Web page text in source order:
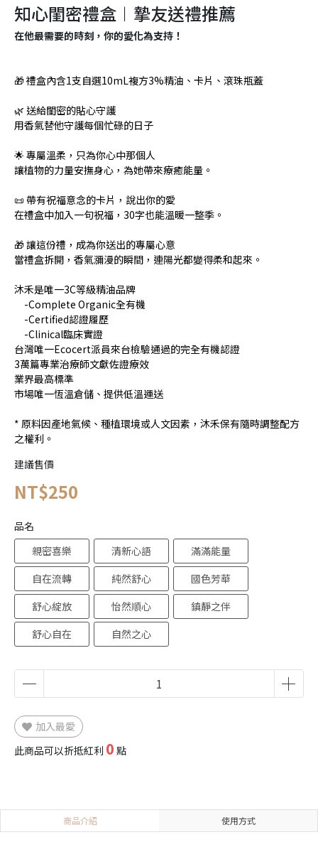
知心閨密禮盒︱摯友送禮推薦
🎁 禮盒內含1支自選10mL複方3%精油、卡片、滾珠瓶蓋
🌿 送給閨密的貼心守護
用香氣替他守護每個忙碌的日子
🌟 專屬溫柔，只為你心中那個人
讓植物的力量安撫身心，為她帶來療癒能量。
📜 帶有祝福意念的卡片，說出你的愛
在禮盒中加入一句祝福，30字也能溫暖一整季。
🎁 讓這份禮，成為你送出的專屬心意
當禮盒拆開，香氣瀰漫的瞬間，連陽光都變得柔和起來。
沐禾是唯一3C等級精油品牌
-Complete Organic全有機
-Certified認證履歷
-Clinical臨床實證
台灣唯一Ecocert派員來台檢驗通過的完全有機認證
3萬篇專業治療師文獻佐證療效
業界最高標準
市場唯一恆溫倉儲、提供低溫運送
* 原料因產地氣候、種植環境或人文因素，沐禾保有隨時調整配方
之權利。
在他最需要的時刻，你的愛化為支持！
建議售價
NT$250
品名
親密喜樂
清新心語
滿滿能量
自在流轉
純然舒心
國色芳華
舒心綻放
怡然順心
鎮靜之伴
舒心自在
自然之心
加入最愛
此商品可以折抵紅利 0 點
商品介紹 使用方式